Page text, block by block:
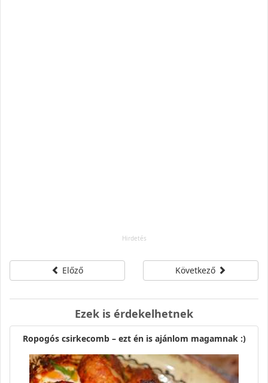
Előző Következő
Ezek is érdekelhetnek
Ropogós csirkecomb – ezt én is ajánlom magamnak :)